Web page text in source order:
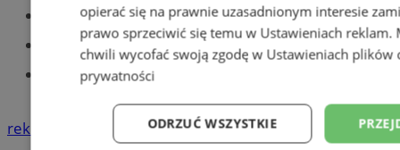
Części samochodowe do -70%!
Tworzenie stron www - Tychy
Znajdź pracę - codziennie nowe
reklama
opierać się na prawnie uzasadnionym interesie
prawo sprzeciwić się temu w Ustawieniach reklam.
chwili wycofać swoją zgodę w Ustawieniach plików
prywatności
ODRZUĆ WSZYSTKIE